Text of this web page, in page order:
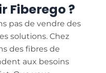
Fiberego ?
pas de vendre des
solutions. Chez
des fibres de
aux besoins